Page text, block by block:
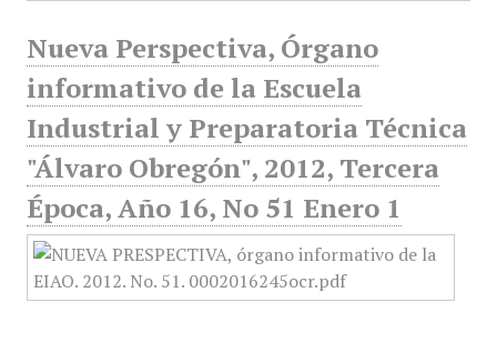
Nueva Perspectiva, Órgano
informativo de la Escuela
Industrial y Preparatoria Técnica
"Álvaro Obregón", 2012, Tercera
Época, Año 16, No 51 Enero 1